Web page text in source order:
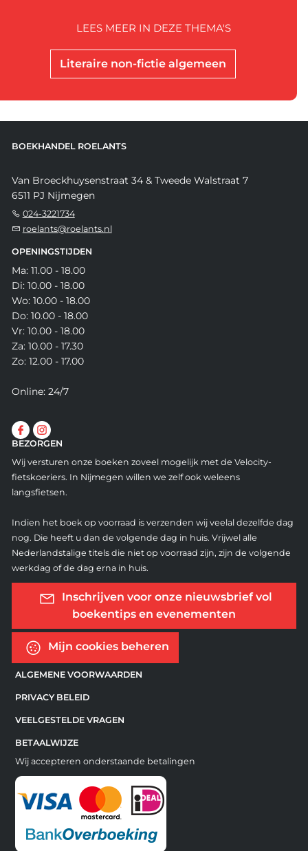
Literaire non-fictie algemeen
LEES MEER IN DEZE THEMA'S
BOEKHANDEL ROELANTS
Van Broeckhuysenstraat 34 & Tweede Walstraat 7
6511 PJ Nijmegen
024-3221734
roelants@roelants.nl
OPENINGSTIJDEN
Ma: 11.00 - 18.00
Di: 10.00 - 18.00
Wo: 10.00 - 18.00
Do: 10.00 - 18.00
Vr: 10.00 - 18.00
Za: 10.00 - 17.30
Zo: 12.00 - 17.00
Online: 24/7
BEZORGEN
Wij versturen onze boeken zoveel mogelijk met de Velocity-
fietskoeriers. In Nijmegen willen we zelf ook weleens
langsfietsen.
Indien het boek op voorraad is verzenden wij veelal dezelfde dag
nog. Die heeft u dan de volgende dag in huis. Vrijwel alle
Nederlandstalige titels die niet op voorraad zijn, zijn de volgende
werkdag of de dag erna in huis.
Inschrijven voor onze nieuwsbrief vol
boekentips en evenementen
Mijn cookies beheren
ALGEMENE VOORWAARDEN
PRIVACY BELEID
VEELGESTELDE VRAGEN
BETAALWIJZE
Wij accepteren onderstaande betalingen